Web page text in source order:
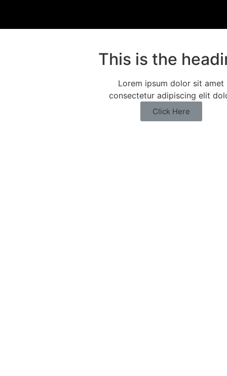
This is the
Lorem ipsum dolor sit amet
consectetur adipiscing elit
Click Here